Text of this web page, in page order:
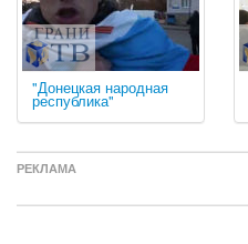
"Донецкая народная
республика"
РЕКЛАМА